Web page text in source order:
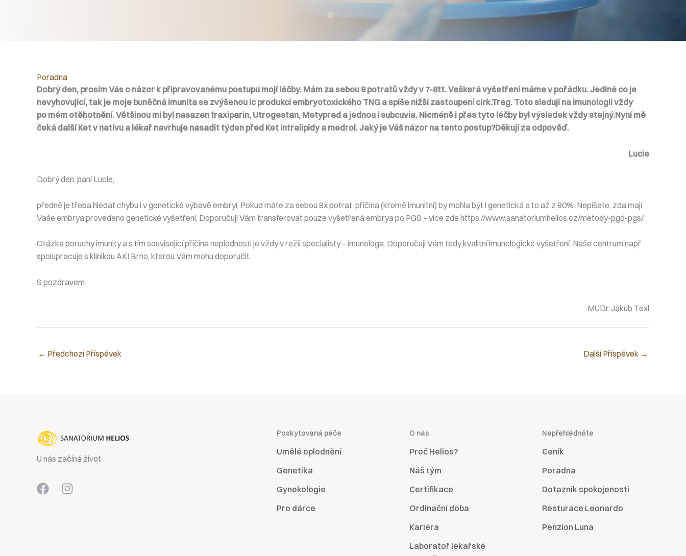
Poradna
Dobrý den, prosím Vás o názor k připravovanému postupu mojí léčby. Mám za sebou 8 potratů vždy v 7-8tt. Veškerá vyšetření máme v pořádku. Jediné co je
nevyhovující, tak je moje buněčná imunita se zvýšenou ic produkcí embryotoxického TNG a spíše nižší zastoupení cirk.Treg. Toto sledují na imunologii vždy
po mém otěhotnění. Většinou mi byl nasazen fraxiparin, Utrogestan, Metypred a jednou i subcuvia. Nicméně i přes tyto léčby byl výsledek vždy stejný.Nyní mě
čeká další Ket v nativu a lékař navrhuje nasadit týden před Ket intralipidy a medrol. Jaký je Váš názor na tento postup?Děkuji za odpověď.
Lucie
Dobrý den, paní Lucie,
předně je třeba hledat chybu i v genetické výbavě embryí. Pokud máte za sebou 8x potrat, příčina (kromě imunitní) by mohla být i genetická a to až z 80%. Nepíšete, zda mají
Vaše embrya provedeno genetické vyšetření. Doporučuji Vám transferovat pouze vyšetřená embrya po PGS – více zde https://www.sanatoriumhelios.cz/metody-pgd-pgs/
Otázka poruchy imunity a s tím související příčina neplodnosti je vždy v režii specialisty – imunologa. Doporučuji Vám tedy kvalitní imunologické vyšetření. Naše centrum např.
spolupracuje s klinikou AKI Brno, kterou Vám mohu doporučit.
S pozdravem
MUDr. Jakub Texl
← Předchozí Příspěvek Další Příspěvek →
U nás začíná život
Poskytovaná péče
Umělé oplodnění
Genetika
Gynekologie
Pro dárce
O nás
Proč Helios?
Náš tým
Certifikace
Ordinační doba
Kariéra
Laboratoř lékařské
Nepřehlédněte
Ceník
Poradna
Dotazník spokojenosti
Resturace Leonardo
Penzion Luna